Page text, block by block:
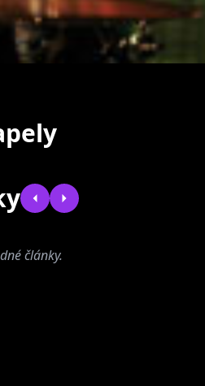
Bývalé
články.